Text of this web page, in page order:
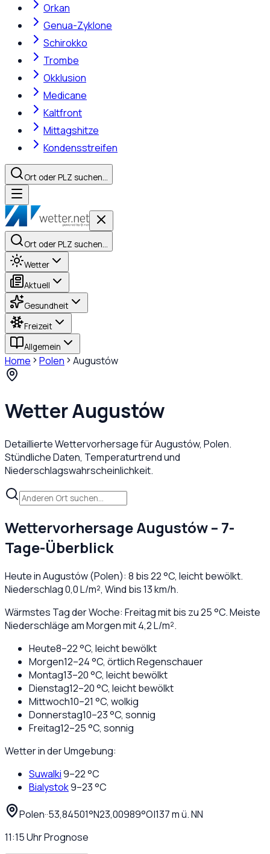
Orkan
Genua-Zyklone
Schirokko
Trombe
Okklusion
Medicane
Kaltfront
Mittagshitze
Kondensstreifen
Ort oder PLZ suchen…
Ort oder PLZ suchen…
Wetter
Aktuell
Gesundheit
Freizeit
Allgemein
Home Polen Augustów
WetterAugustów
Detaillierte Wettervorhersage fürAugustów, Polen.
Stündliche Daten, Temperaturtrend und
Niederschlagswahrscheinlichkeit.
WettervorhersageAugustów– 7-
Tage-Überblick
Heute inAugustów(Polen): 8 bis22°C, leicht bewölkt.
Niederschlag0,0L/m², Wind bis13km/h.
Wärmstes Tag der Woche: Freitag mit bis zu 25 °C. Meiste
Niederschläge am Morgen mit 4,2 L/m².
Heute8–22°C, leicht bewölkt
Morgen12–24°C, örtlich Regenschauer
Montag13–20°C, leicht bewölkt
Dienstag12–20°C, leicht bewölkt
Mittwoch10–21 °C, wolkig
Donnerstag10–23°C, sonnig
Freitag12–25°C, sonnig
Wetter in der Umgebung:
Suwalki9–22°C
Bialystok9–23°C
Polen··53,84501°N23,00989°O|137m ü. NN
11:15UhrPrognose